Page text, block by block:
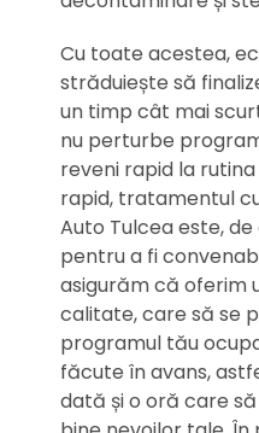
Cu toate acestea,
străduiește să
un timp cât mai
nu perturbe
reveni rapid la
rapid, tratamentul
Auto Tulcea este,
pentru a fi
asigurăm că oferim
calitate, care să se
programul tău
făcute în avans,
dată și o oră care